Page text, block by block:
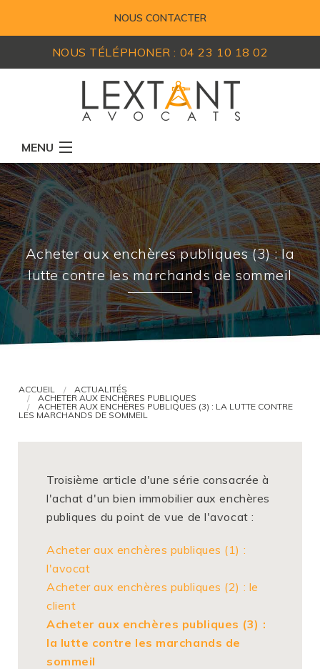
NOUS CONTACTER
NOUS TÉLÉPHONER : 04 23 10 18 02
MENU
RÉSEAU D'AVOCATS
MEMBRES
EXPERTISES
ACTUALITÉS
LEXIQUE
VOUS ÊTES AVOCAT ?
Acheter aux enchères publiques (3) : la
lutte contre les marchands de sommeil
ACCUEIL
ACTUALITÉS
ACHETER AUX ENCHÈRES PUBLIQUES
ACHETER AUX ENCHÈRES PUBLIQUES (3) : LA LUTTE CONTRE
LES MARCHANDS DE SOMMEIL
Troisième article d'une série consacrée à
l'achat d'un bien immobilier aux enchères
publiques du point de vue de l'avocat :
Acheter aux enchères publiques (1) :
l'avocat
Acheter aux enchères publiques (2) : le
client
Acheter aux enchères publiques (3) :
la lutte contre les marchands de
sommeil